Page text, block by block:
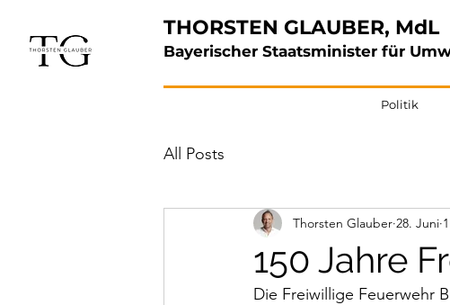
THORSTEN GLAUBER, MdL
Bayerischer Staatsminister für
Politik
All Posts
150 Jahre
Thorsten Glauber 28. Juni
Die Freiwillige Feuerwehr